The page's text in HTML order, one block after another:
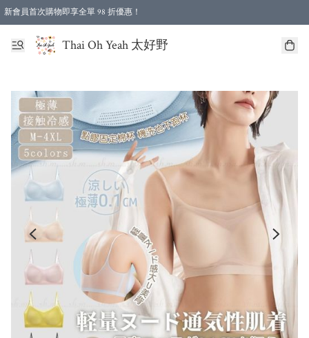
新會員首次購物即享全單 98 折優惠！
特選會員可享全單低至 96 折優惠！
Thai Oh Yeah 太好野